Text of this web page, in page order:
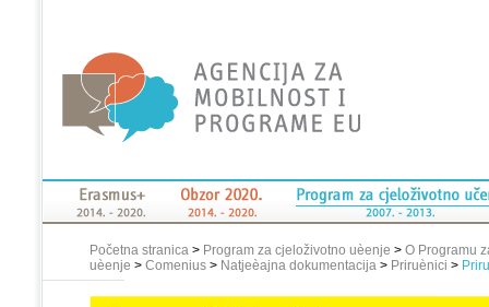
Početna stranica > Program za cjeloživotno uèenje > O Programu
uèenje > Comenius > Natjeèajna dokumentacija > Priruènici >